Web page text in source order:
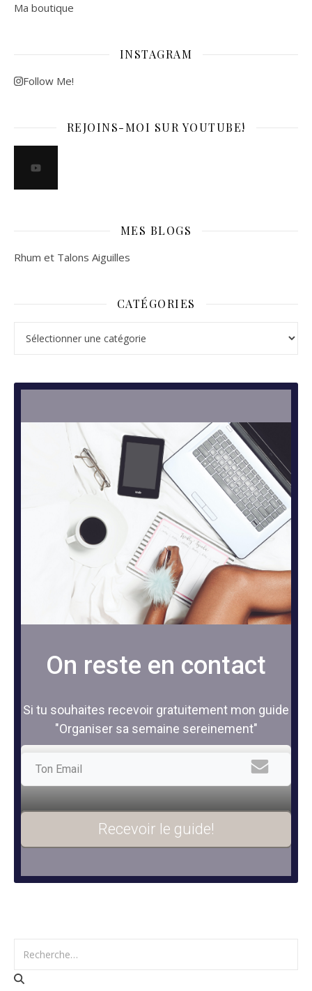
Ma boutique
INSTAGRAM
Follow Me!
REJOINS-MOI SUR YOUTUBE!
MES BLOGS
Rhum et Talons Aiguilles
CATÉGORIES
On reste en contact
Si tu souhaites recevoir gratuitement mon guide
"Organiser sa semaine sereinement"
Recevoir le guide!